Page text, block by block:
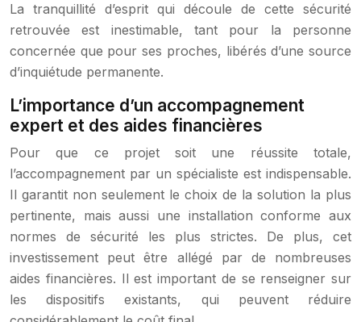
La tranquillité d’esprit qui découle de cette sécurité
retrouvée est inestimable, tant pour la personne
concernée que pour ses proches, libérés d’une source
d’inquiétude permanente.
L’importance d’un accompagnement
expert et des aides financières
Pour que ce projet soit une réussite totale,
l’accompagnement par un spécialiste est indispensable.
Il garantit non seulement le choix de la solution la plus
pertinente, mais aussi une installation conforme aux
normes de sécurité les plus strictes. De plus, cet
investissement peut être allégé par de nombreuses
aides financières. Il est important de se renseigner sur
les dispositifs existants, qui peuvent réduire